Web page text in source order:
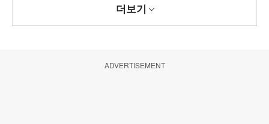
더보기
ADVERTISEMENT